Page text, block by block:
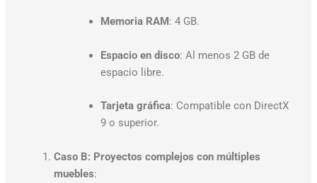
Memoria RAM : 4 GB.
Espacio en disco: Al menos 2 GB de
espacio libre.
Tarjeta gráfica: Compatible con DirectX
9 o superior.
Caso B: Proyectos complejos con múltiples
muebles: